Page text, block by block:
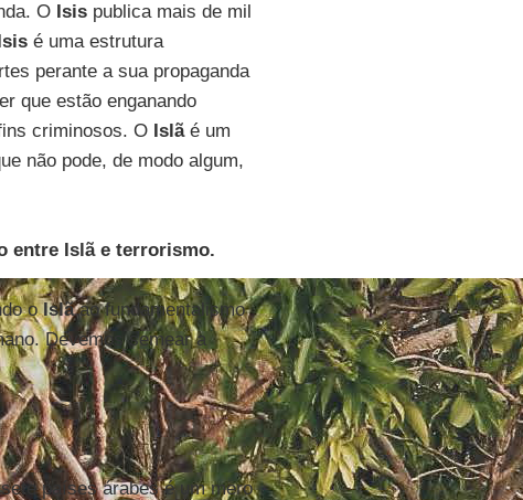
O Isispublica mais de mil
é uma estrutura
perante a sua propaganda
que estão enganando
criminosos. O Islã é um
não pode, de modo algum,
entre Islã e terrorismo.
oIslãao fundamentalismo
Devemos semear a
países árabes é um mero